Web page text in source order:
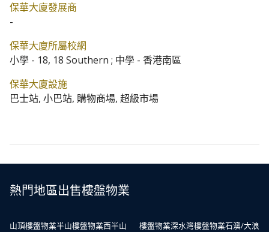
保華大廈發展商
-
保華大廈所屬校網
小學 - 18, 18 Southern ; 中學 - 香港南區
保華大廈設施
巴士站, 小巴站, 購物商場, 超級市場
熱門地區出售樓盤物業
山頂樓盤物業半山樓盤物業西半山
樓盤物業深水灣樓盤物業石澳/大浪